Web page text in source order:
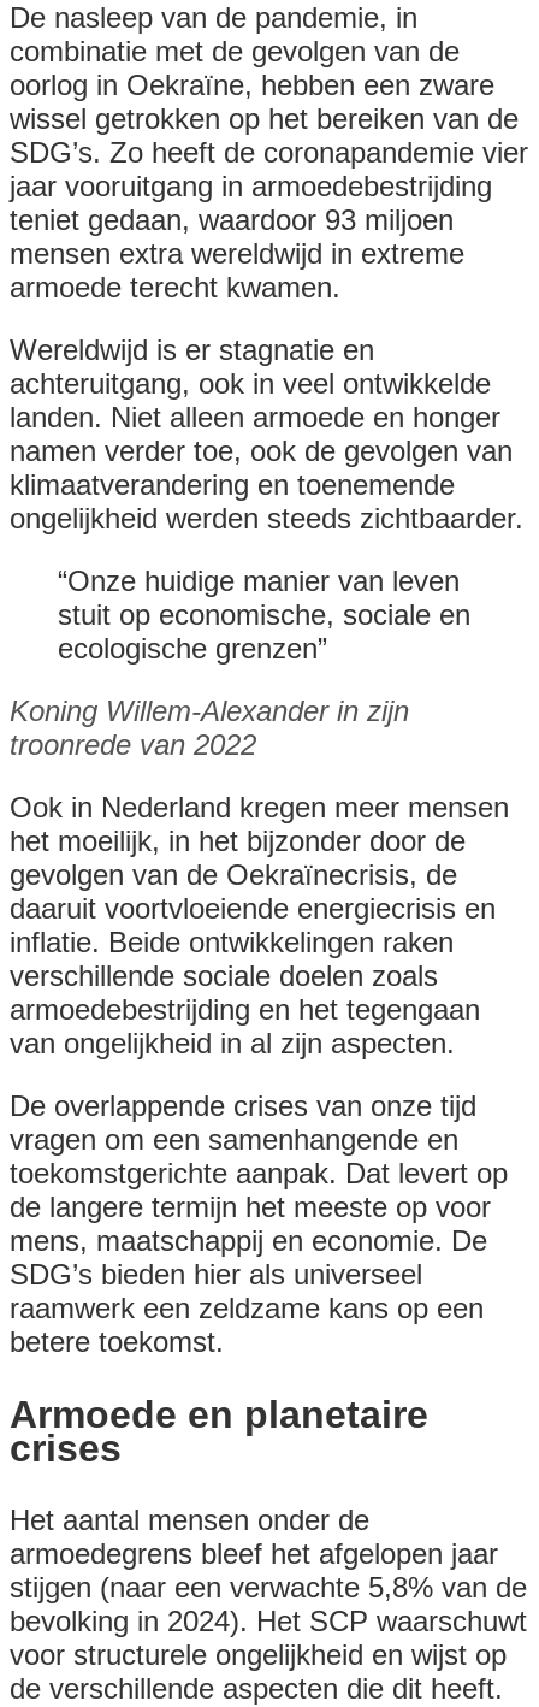
De nasleep van de pandemie, in
combinatie met de gevolgen van de
oorlog in Oekraïne, hebben een zware
wissel getrokken op het bereiken van de
SDG’s. Zo heeft de coronapandemie vier
jaar vooruitgang in armoedebestrijding
teniet gedaan, waardoor 93 miljoen
mensen extra wereldwijd in extreme
armoede terecht kwamen.
Wereldwijd is er stagnatie en
achteruitgang, ook in veel ontwikkelde
landen. Niet alleen armoede en honger
namen verder toe, ook de gevolgen van
klimaatverandering en toenemende
ongelijkheid werden steeds zichtbaarder.
“Onze huidige manier van leven
stuit op economische, sociale en
ecologische grenzen”
Koning Willem-Alexander in zijn
troonrede van 2022
Ook in Nederland kregen meer mensen
het moeilijk, in het bijzonder door de
gevolgen van de Oekraïnecrisis, de
daaruit voortvloeiende energiecrisis en
inflatie. Beide ontwikkelingen raken
verschillende sociale doelen zoals
armoedebestrijding en het tegengaan
van ongelijkheid in al zijn aspecten.
De overlappende crises van onze tijd
vragen om een samenhangende en
toekomstgerichte aanpak. Dat levert op
de langere termijn het meeste op voor
mens, maatschappij en economie. De
SDG’s bieden hier als universeel
raamwerk een zeldzame kans op een
betere toekomst.
Armoede en planetaire
crises
Het aantal mensen onder de
armoedegrens bleef het afgelopen jaar
stijgen (naar een verwachte 5,8% van de
bevolking in 2024). Het SCP waarschuwt
voor structurele ongelijkheid en wijst op
de verschillende aspecten die dit heeft.